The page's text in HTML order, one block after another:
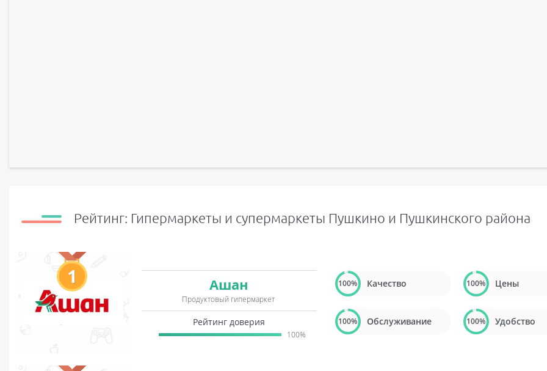
Рейтинг: Гипермаркеты и супермаркеты Пушкино и Пушкинского района
1 Ашан
Продуктовый гипермаркет
Рейтинг доверия
100%
100% Качество 100% Цены
100% Обслуживание 100% Удобство